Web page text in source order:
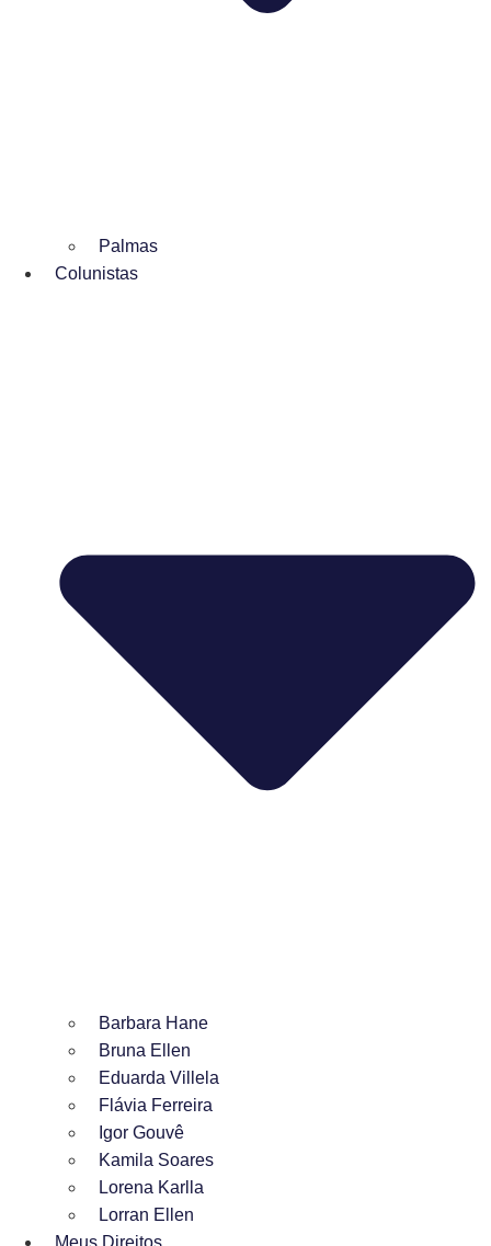
Palmas
Colunistas
Barbara Hane
Bruna Ellen
Eduarda Villela
Flávia Ferreira
Igor Gouvê
Kamila Soares
Lorena Karlla
Lorran Ellen